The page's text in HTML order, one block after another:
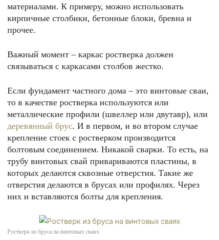
материалами. К примеру, можно использовать
кирпичные столбики, бетонные блоки, бревна и
прочее.
Важный момент – каркас ростверка должен
связываться с каркасами столбов жестко.
Если фундамент частного дома – это винтовые сваи,
то в качестве ростверка используются или
металлические профили (швеллер или двутавр), или
деревянный брус. И в первом, и во втором случае
крепление стоек с ростверком производится
болтовым соединением. Никакой сварки. То есть, на
трубу винтовых свай привариваются пластины, в
которых делаются сквозные отверстия. Такие же
отверстия делаются в брусах или профилях. Через
них и вставляются болты для крепления.
Ростверк из бруса на винтовых сваях